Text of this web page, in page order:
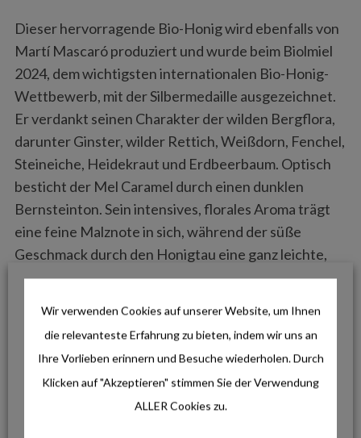
Dieser hervorragende Bio-Honig wird ebenfalls von
Martí Mascaró produziert und wurde beim Biolmiel
2024, dem wichtigsten internationalen Bio-Honig-
Wettbewerb, mit der Silbermedaille ausgezeichnet.
Er verdankt seinen Charakter der wilden Bergflora,
darunter Ginster, wilder Rettich, Weißdorn, Fenchel,
Steineiche, Heidekraut und Erdbeerbaum. Optisch
besticht der Mel Caramel durch einen dunklen
Bernsteinton. Sein intensives, florales Aroma trägt
eine feine Malznote in sich, während der süße
Geschmack durch den Honigtau eine ganz leichte,
spannende Salzigkeit erhält.
Er kristallisiert sehr langsam und ist ein echtes Stück
mallorquinischer Natur für den Gaumen.
AKTIVITÄTEN FÜR JEDEN GESCHMACK
Neben dem kulinarischen Angebot locken unzählige
Wir verwenden Cookies auf unserer Website, um Ihnen
die relevanteste Erfahrung zu bieten, indem wir uns an
Ihre Vorlieben erinnern und Besuche wiederholen. Durch
Klicken auf "Akzeptieren" stimmen Sie der Verwendung
ALLER Cookies zu.